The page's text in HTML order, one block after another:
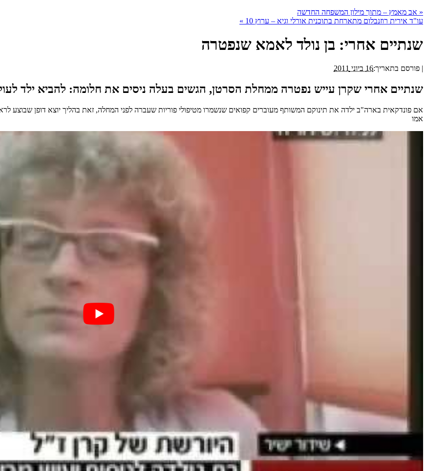
« אב מאמץ – מתוך מילון המשפחה החדשה
עו"ד אירית רוזנבלום מתארחת בתוכנית אורלי וגיא – ערוץ 10
»
שנתיים אחרי: בן נולד לאמא שנפטרה
| פורסם בתאריך:16 ביוני 2011
שנתיים אחרי שקרן עייש נפטרה ממחלת הסרטן, הגשים בעלה ניסים את חלומה: להביא ילד
אם פונדקאית בארה"ב ילדה את תינוקם המשותף מעוברים קפואים שנשמרו מטיפולי פוריות שעברה לפני המחלה, זאת בהליך יוצא דופן שבוצע
אמו